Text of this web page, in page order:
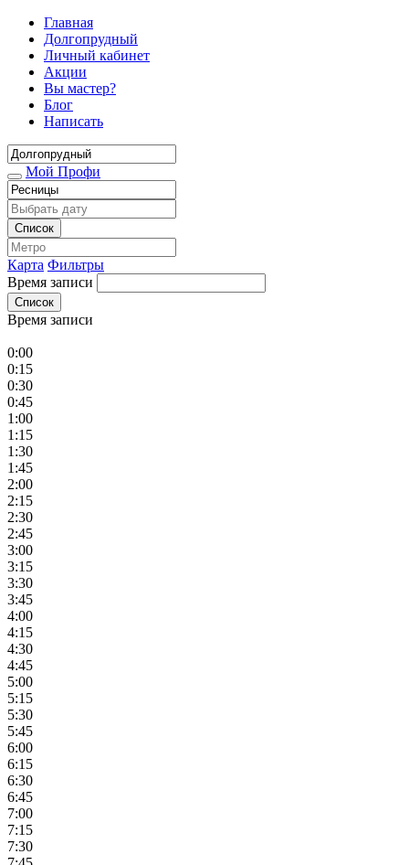
Главная
Долгопрудный
Личный кабинет
Акции
Вы мастер?
Блог
Написать
Мой Профи
Список
Карта Фильтры
Время записи
Список
Время записи
0:00
0:15
0:30
0:45
1:00
1:15
1:30
1:45
2:00
2:15
2:30
2:45
3:00
3:15
3:30
3:45
4:00
4:15
4:30
4:45
5:00
5:15
5:30
5:45
6:00
6:15
6:30
6:45
7:00
7:15
7:30